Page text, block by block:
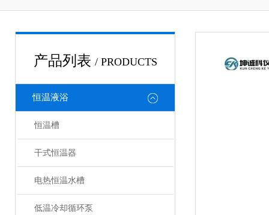
产品列表 / PRODUCTS
恒温液浴
恒温槽
干式恒温器
电热恒温水槽
低温冷却循环泵